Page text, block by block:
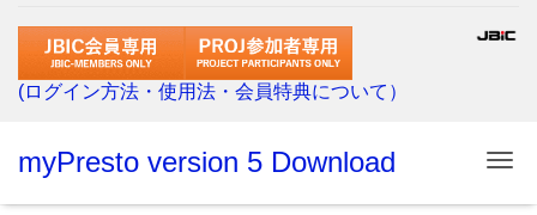
(ログイン方法・使用法・会員特典について）
myPresto version 5 Download